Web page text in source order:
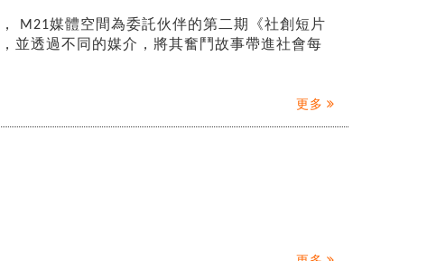
M21媒體空間為委託伙伴的第二期《社創短片
並透過不同的媒介，將其奮鬥故事帶進社會每
更多